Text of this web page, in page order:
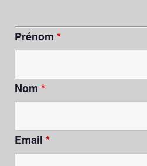
Prénom *
Nom *
Email *